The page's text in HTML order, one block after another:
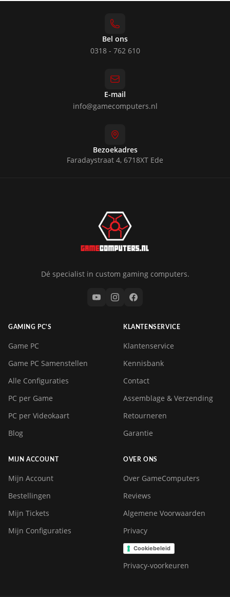
Bel ons
0318 - 762 610
E-mail
info@gamecomputers.nl
Bezoekadres
Faradaystraat 4, 6718XT Ede
Dé specialist in custom gaming computers.
GAMING PC'S
Game PC
Game PC Samenstellen
Alle Configuraties
PC per Game
PC per Videokaart
Blog
KLANTENSERVICE
Klantenservice
Kennisbank
Contact
Assemblage & Verzending
Retourneren
Garantie
MIJN ACCOUNT
Mijn Account
Bestellingen
Mijn Tickets
Mijn Configuraties
OVER ONS
Over GameComputers
Reviews
Algemene Voorwaarden
Privacy
Cookiebeleid
Privacy-voorkeuren